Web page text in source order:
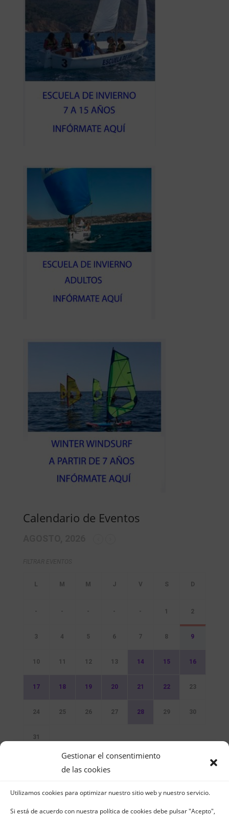
Gestionar el consentimiento
de las cookies
Utilizamos cookies para optimizar nuestro sitio web y nuestro servicio.
Si está de acuerdo con nuestra política de cookies debe pulsar "Acepto",
Calendario de Eventos
- - - - - 1 2
3 4 5 6 7 8 9
10 11 12 13 14 15 16
17 18 19 20 21 22 23
24 25 26 27 28 29 30
31
Sin Eventos